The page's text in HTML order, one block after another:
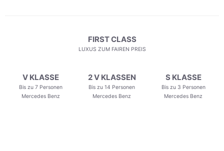
FIRST CLASS
LUXUS ZUM FAIREN PREIS
V KLASSE
Bis zu 7 Personen
Mercedes Benz
2 V KLASSEN
Bis zu 14 Personen
Mercedes Benz
S KLASSE
Bis zu 3 Personen
Mercedes Benz